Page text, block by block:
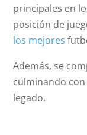
principales en
posición de
los mejores
Además, se
culminando
legado.